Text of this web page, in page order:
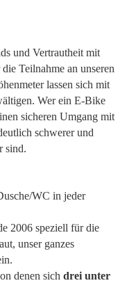
und Vertrautheit mit
Teilnahme an unseren
lassen sich mit
Wer ein E-Bike
sicheren Umgang mit
schwerer und
sind.
WC in jeder
2006 speziell für die
unser ganzes
denen sich drei unter